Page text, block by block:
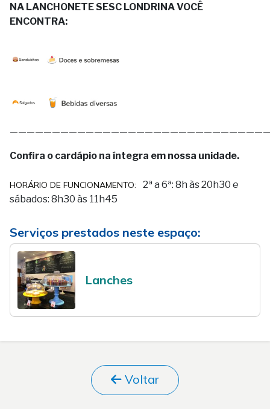
NA LANCHONETE SESC LONDRINA VOCÊ
ENCONTRA:
Confira o cardápio na íntegra em nossa unidade.
HORÁRIO DE FUNCIONAMENTO:
2ª a 6ª: 8h às 20h30 e
sábados: 8h30 às 11h45
Serviços prestados neste espaço:
Lanches
Voltar